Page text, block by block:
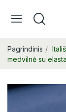
Pagrindinis
medvilnė su